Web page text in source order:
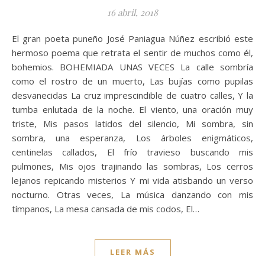
16 abril, 2018
El gran poeta puneño José Paniagua Núñez escribió este
hermoso poema que retrata el sentir de muchos como él,
bohemios. BOHEMIADA UNAS VECES La calle sombría
como el rostro de un muerto, Las bujías como pupilas
desvanecidas La cruz imprescindible de cuatro calles, Y la
tumba enlutada de la noche. El viento, una oración muy
triste, Mis pasos latidos del silencio, Mi sombra, sin
sombra, una esperanza, Los árboles enigmáticos,
centinelas callados, El frío travieso buscando mis
pulmones, Mis ojos trajinando las sombras, Los cerros
lejanos repicando misterios Y mi vida atisbando un verso
nocturno. Otras veces, La música danzando con mis
tímpanos, La mesa cansada de mis codos, El…
LEER MÁS